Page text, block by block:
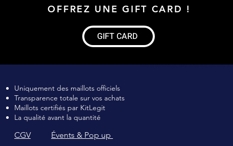
OFFREZ UNE GIFT CARD !
GIFT CARD
Uniquement des maillots officiels
Transparence totale sur vos achats
Maillots certifiés par KitLegit
La qualité avant la quantité
CGV Évents & Pop up